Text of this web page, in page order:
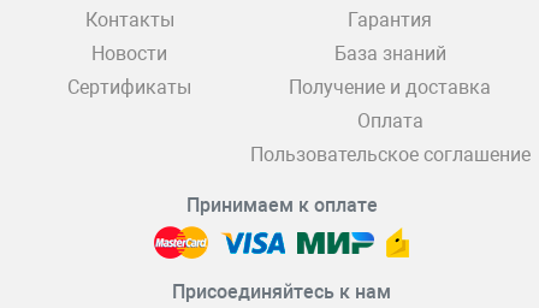
Контакты
Новости
Сертификаты
Гарантия
База знаний
Получение и доставка
Оплата
Пользовательское соглашение
Принимаем к оплате
Присоединяйтесь к нам